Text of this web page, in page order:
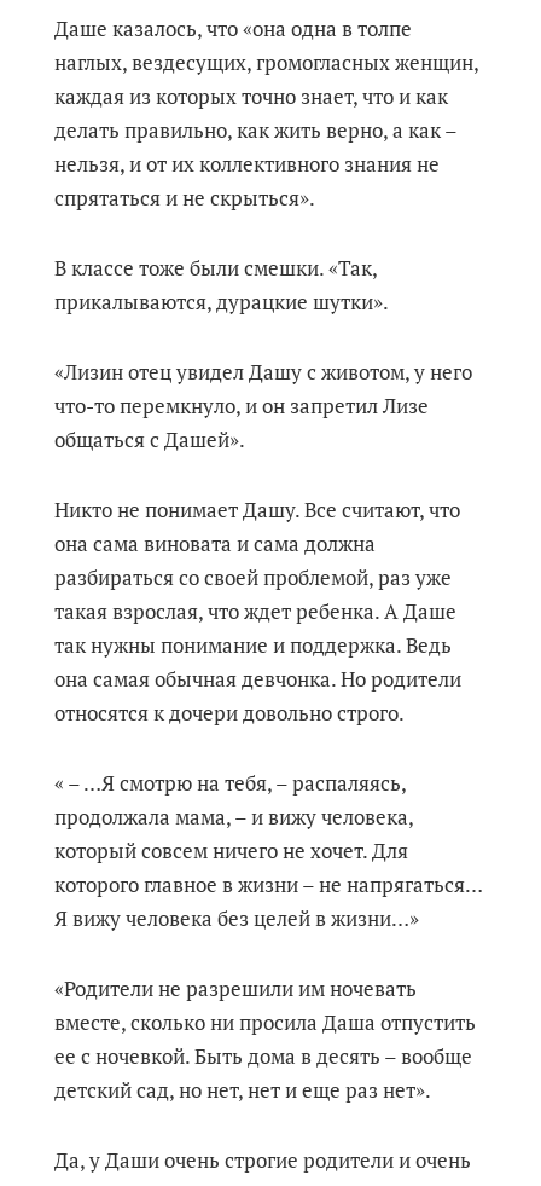
Даше казалось, что «она одна в толпе
наглых, вездесущих, громогласных женщин,
каждая из которых точно знает, что и как
делать правильно, как жить верно, а как –
нельзя, и от их коллективного знания не
спрятаться и не скрыться».
В классе тоже были смешки. «Так,
прикалываются, дурацкие шутки».
«Лизин отец увидел Дашу с животом, у него
что-то перемкнуло, и он запретил Лизе
общаться с Дашей».
Никто не понимает Дашу. Все считают, что
она сама виновата и сама должна
разбираться со своей проблемой, раз уже
такая взрослая, что ждет ребенка. А Даше
так нужны понимание и поддержка. Ведь
она самая обычная девчонка. Но родители
относятся к дочери довольно строго.
« – …Я смотрю на тебя, – распаляясь,
продолжала мама, – и вижу человека,
который совсем ничего не хочет. Для
которого главное в жизни – не напрягаться…
Я вижу человека без целей в жизни…»
«Родители не разрешили им ночевать
вместе, сколько ни просила Даша отпустить
ее с ночевкой. Быть дома в десять – вообще
детский сад, но нет, нет и еще раз нет».
Да, у Даши очень строгие родители и очень